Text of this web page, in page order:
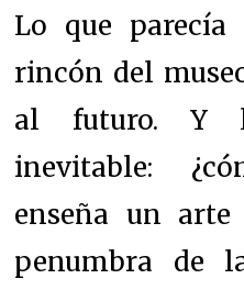
Lo que parecía
rincón del
al futuro. Y
inevitable:
enseña un
penumbra de